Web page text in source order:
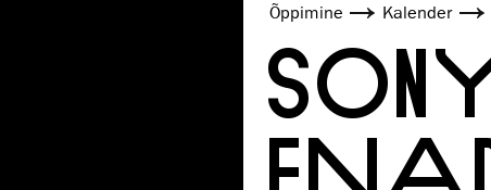
Õppimine Kalender